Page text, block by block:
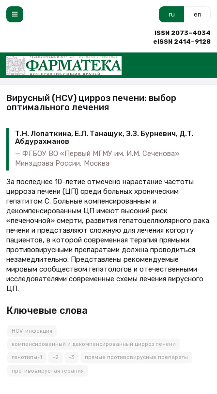
ru en
ISSN 2073–4034
eISSN 2414–9128
Вирусный (HCV) цирроз печени: выбор
оптимального лечения
Т.Н. Лопаткина, Е.Л. Танащук, Э.З. Бурневич, Д.Т.
Абдурахманов
ФГБОУ ВО «Первый МГМУ им. И.М. Сеченова»
Минздрава России, Москва
За последнее 10-летие отмечено нарастание частоты
цирроза печени (ЦП) среди больных хроническим
гепатитом С. Больные компенсированным и
декомпенсированным ЦП имеют высокий риск
«печеночной» смерти, развития гепатоцеллюлярного рака
печени и представляют сложную для лечения когорту
пациентов, в которой современная терапия прямыми
противовирусными препаратами должна проводиться
незамедлительно. Представлены рекомендуемые
мировым сообществом гепатологов и отечественными
исследователями современные схемы лечения вирусного
ЦП.
Ключевые слова
HCV-инфекция
компенсированный и декомпенсированный цирроз печени
генотипы-1 -2 -3 прямые противовирусные препараты
противовирусная терапия